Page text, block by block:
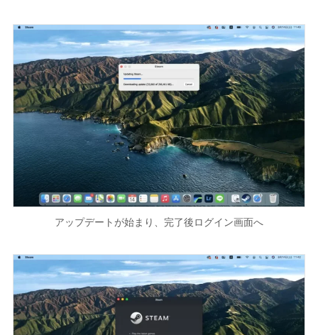
アップデートが始まり、完了後ログイン画面へ